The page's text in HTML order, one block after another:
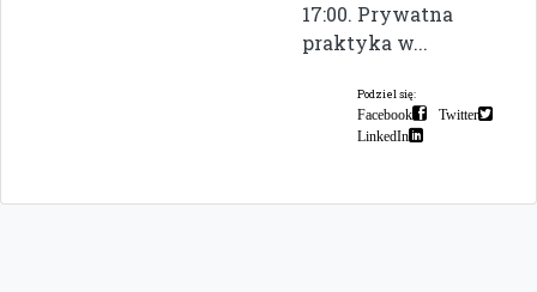
17:00. Prywatna
praktyka w...
Podziel się:
Facebook
Twitter
LinkedIn